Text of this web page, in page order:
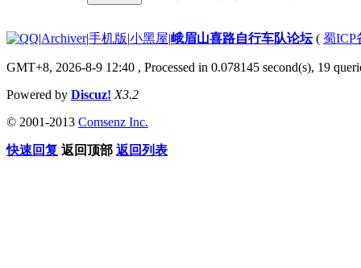
|Archiver|手机版|小黑屋|峨眉山喜路自行车队论坛( 蜀ICP
GMT+8, 2026-8-9 12:40 , Processed in 0.078145 second(s), 19
Powered by Discuz! X3.2
© 2001-2013 Comsenz Inc.
快速回复 返回顶部 返回列表